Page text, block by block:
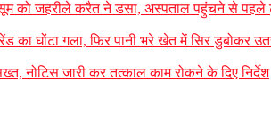
को जहरीले करैत ने डसा, अस्पताल पहुंचने से
का घोंटा गला, फिर पानी भरे खेत में सिर डुबोकर
नोटिस जारी कर तत्काल काम रोकने के दिए निर्देश